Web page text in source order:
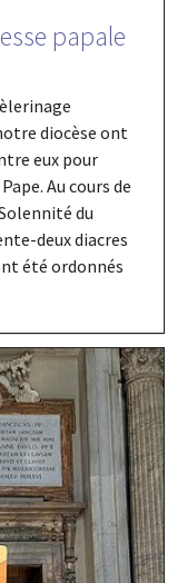
papale
diocèse ont
eux pour
Au cours de
du
deux diacres
été ordonnés